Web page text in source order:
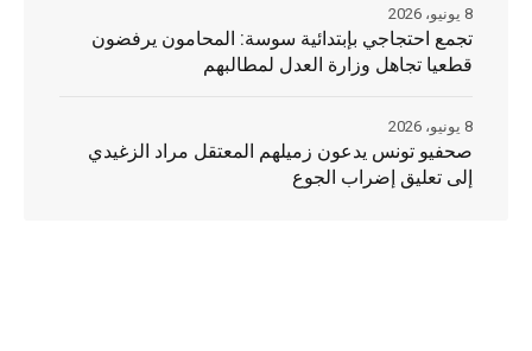
تجمع احتجاجي بإبتدائية سوسة: المحامون يرفضون
قطعيا تجاهل وزارة العدل لمطالبهم
8 يونيو، 2026
صحفيو تونس يدعون زميلهم المعتقل مراد الزغيدي
إلى تعليق إضراب الجوع
8 يونيو، 2026